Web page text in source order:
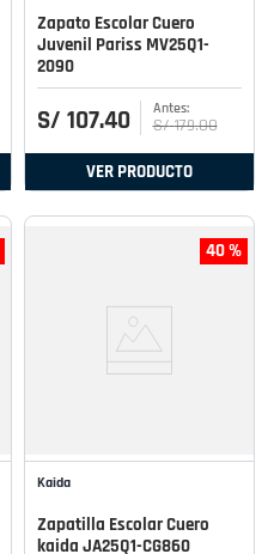
Zapato Escolar Cuero
Juvenil Pariss MV25Q1-
2090
S/ 107.40 S/ 179.00
VER PRODUCTO
40 %
Kaida
Zapatilla Escolar Cuero
kaida JA25Q1-CG860